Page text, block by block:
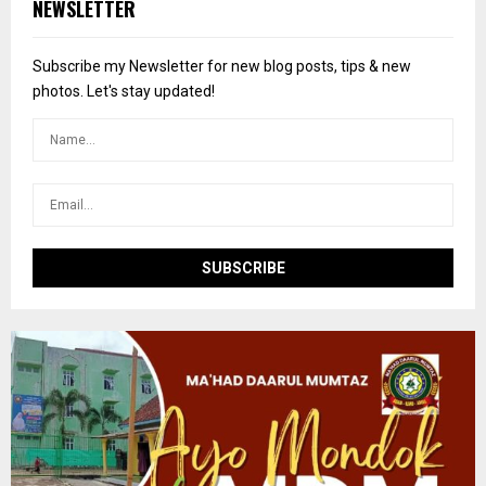
h
o
r
NEWSLETTER
Subscribe my Newsletter for new blog posts, tips & new
photos. Let's stay updated!